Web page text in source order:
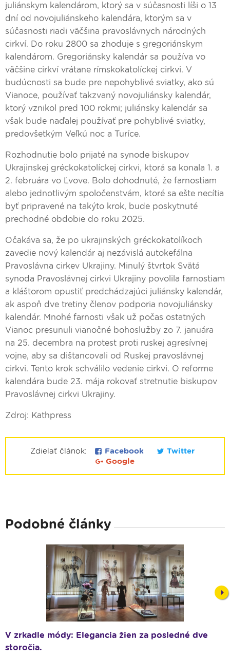
juliánskym kalendárom, ktorý sa v súčasnosti líši o 13
dní od novojuliánskeho kalendára, ktorým sa v
súčasnosti riadi väčšina pravoslávnych národných
cirkví. Do roku 2800 sa zhoduje s gregoriánskym
kalendárom. Gregoriánsky kalendár sa používa vo
väčšine cirkví vrátane rímskokatolíckej cirkvi. V
budúcnosti sa bude pre nepohyblivé sviatky, ako sú
Vianoce, používať takzvaný novojuliánsky kalendár,
ktorý vznikol pred 100 rokmi; juliánsky kalendár sa
však bude naďalej používať pre pohyblivé sviatky,
predovšetkým Veľkú noc a Turíce.
Rozhodnutie bolo prijaté na synode biskupov
Ukrajinskej gréckokatolíckej cirkvi, ktorá sa konala 1. a
2. februára vo Ľvove. Bolo dohodnuté, že farnostiam
alebo jednotlivým spoločenstvám, ktoré sa ešte necítia
byť pripravené na takýto krok, bude poskytnuté
prechodné obdobie do roku 2025.
Očakáva sa, že po ukrajinských gréckokatolíkoch
zavedie nový kalendár aj nezávislá autokefálna
Pravoslávna cirkev Ukrajiny. Minulý štvrtok Svätá
synoda Pravoslávnej cirkvi Ukrajiny povolila farnostiam
a kláštorom opustiť predchádzajúci juliánsky kalendár,
ak aspoň dve tretiny členov podporia novojuliánsky
kalendár. Mnohé farnosti však už počas ostatných
Vianoc presunuli vianočné bohoslužby zo 7. januára
na 25. decembra na protest proti ruskej agresívnej
vojne, aby sa dištancovali od Ruskej pravoslávnej
cirkvi. Tento krok schválilo vedenie cirkvi. O reforme
kalendára bude 23. mája rokovať stretnutie biskupov
Pravoslávnej cirkvi Ukrajiny.
Zdroj: Kathpress
Zdielať článok: Facebook
Twitter
Google
Podobné články
V zrkadle módy: Elegancia žien za posledné dve
storočia.